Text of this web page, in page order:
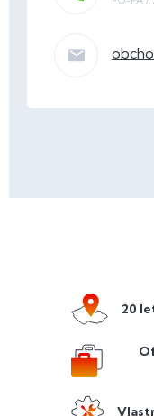
20